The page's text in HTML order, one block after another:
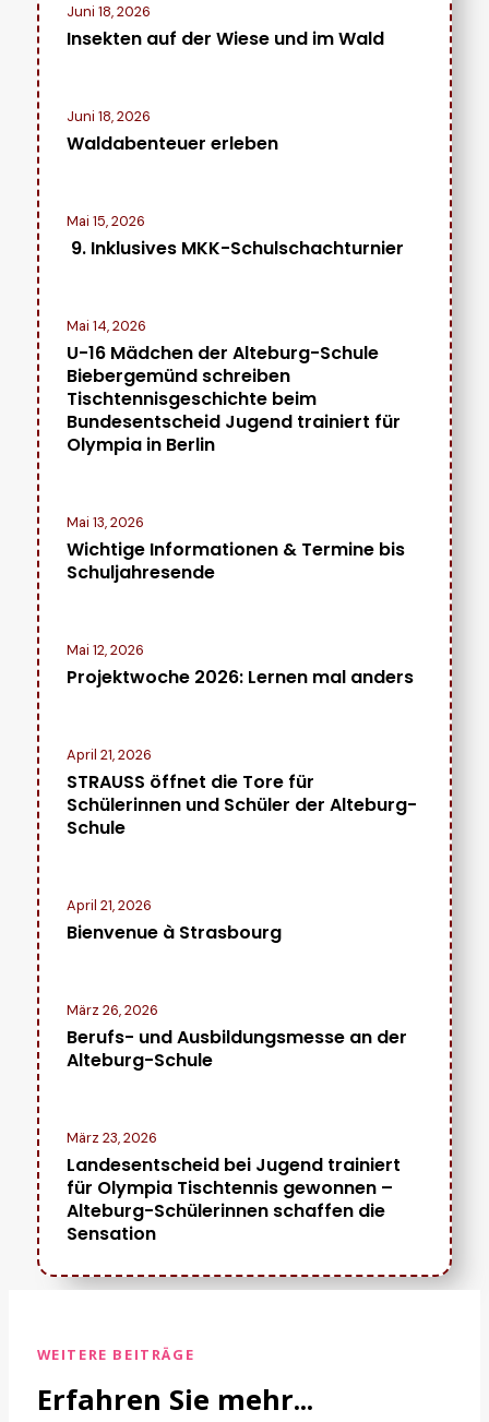
Juni 18, 2026
Insekten auf der Wiese und im Wald
Juni 18, 2026
Waldabenteuer erleben
Mai 15, 2026
9. Inklusives MKK-Schulschachturnier
Mai 14, 2026
U-16 Mädchen der Alteburg-Schule
Biebergemünd schreiben
Tischtennisgeschichte beim
Bundesentscheid Jugend trainiert für
Olympia in Berlin
Mai 13, 2026
Wichtige Informationen & Termine bis
Schuljahresende
Mai 12, 2026
Projektwoche 2026: Lernen mal anders
April 21, 2026
STRAUSS öffnet die Tore für
Schülerinnen und Schüler der Alteburg-
Schule
April 21, 2026
Bienvenue à Strasbourg
März 26, 2026
Berufs- und Ausbildungsmesse an der
Alteburg-Schule
März 23, 2026
Landesentscheid bei Jugend trainiert
für Olympia Tischtennis gewonnen –
Alteburg-Schülerinnen schaffen die
Sensation
WEITERE BEITRÄGE
Erfahren Sie mehr...